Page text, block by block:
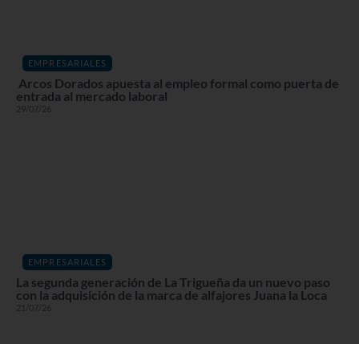
EMPRESARIALES
Arcos Dorados apuesta al empleo formal como puerta de
entrada al mercado laboral
29/07/26
EMPRESARIALES
La segunda generación de La Trigueña da un nuevo paso
con la adquisición de la marca de alfajores Juana la Loca
21/07/26